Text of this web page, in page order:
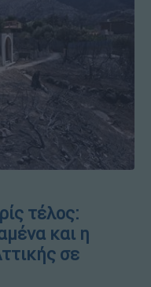
τέλος:
και η
σε